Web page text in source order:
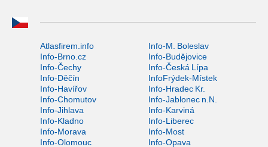
Atlasfirem.info
Info-M. Boleslav
Info-Brno.cz
Info-Budějovice
Info-Čechy
Info-Česká Lípa
Info-Děčín
InfoFrýdek-Místek
Info-Havířov
Info-Hradec Kr.
Info-Chomutov
Info-Jablonec n.N.
Info-Jihlava
Info-Karviná
Info-Kladno
Info-Liberec
Info-Morava
Info-Most
Info-Olomouc
Info-Opava